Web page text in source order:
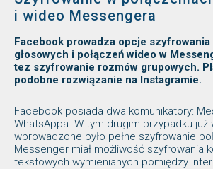
i wideo Messengera
Facebook prowadza opcje
głosowych i połączeń wideo w
tez szyfrowanie rozmów grupowych.
podobne rozwiązanie na Instagramie.
Facebook posiada dwa komunikatory:
WhatsAppa. W tym drugim przypadku już
wprowadzone było pełne szyfrowanie
Messenger miał możliwość szyfrowania
tekstowych wymienianych pomiędzy